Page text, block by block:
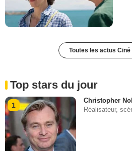
Toutes les actus Ciné
Top stars du jour
1
Christopher
Réalisateur,